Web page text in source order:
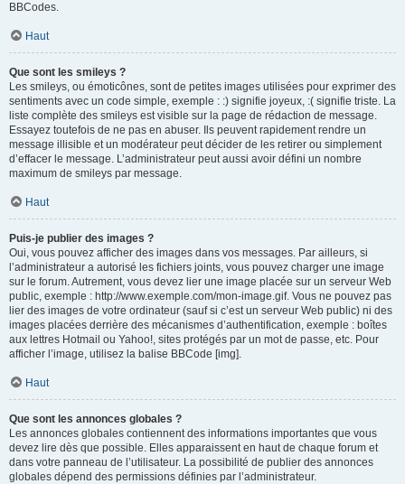
BBCodes.
Haut
Que sont les smileys ?
Les smileys, ou émoticônes, sont de petites images utilisées pour exprimer des
sentiments avec un code simple, exemple : :) signifie joyeux, :( signifie triste. La
liste complète des smileys est visible sur la page de rédaction de message.
Essayez toutefois de ne pas en abuser. Ils peuvent rapidement rendre un
message illisible et un modérateur peut décider de les retirer ou simplement
d’effacer le message. L’administrateur peut aussi avoir défini un nombre
maximum de smileys par message.
Haut
Puis-je publier des images ?
Oui, vous pouvez afficher des images dans vos messages. Par ailleurs, si
l’administrateur a autorisé les fichiers joints, vous pouvez charger une image
sur le forum. Autrement, vous devez lier une image placée sur un serveur Web
public, exemple : http://www.exemple.com/mon-image.gif. Vous ne pouvez pas
lier des images de votre ordinateur (sauf si c’est un serveur Web public) ni des
images placées derrière des mécanismes d’authentification, exemple : boîtes
aux lettres Hotmail ou Yahoo!, sites protégés par un mot de passe, etc. Pour
afficher l’image, utilisez la balise BBCode [img].
Haut
Que sont les annonces globales ?
Les annonces globales contiennent des informations importantes que vous
devez lire dès que possible. Elles apparaissent en haut de chaque forum et
dans votre panneau de l’utilisateur. La possibilité de publier des annonces
globales dépend des permissions définies par l’administrateur.